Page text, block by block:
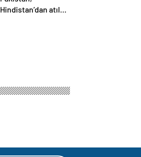
Hindistan’dan atılan